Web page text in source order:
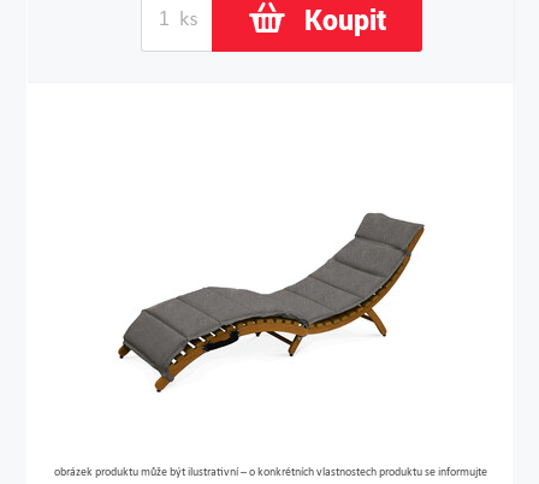
Koupit
obrázek produktu může být ilustrativní – o konkrétních vlastnostech produktu se informujte